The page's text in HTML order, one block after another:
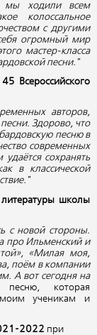
мы ходили всем
колоссальное
с другими
огромный мир
мастер-класса
песни."
Всероссийского
авторов,
Здорово, что
песню в
современных
сохранять
в классической
литературы школы
с новой стороны.
про Ильменский и
«Милая моя,
поём в компании
А вот сегодня на
которая
моим ученикам и
2022 при